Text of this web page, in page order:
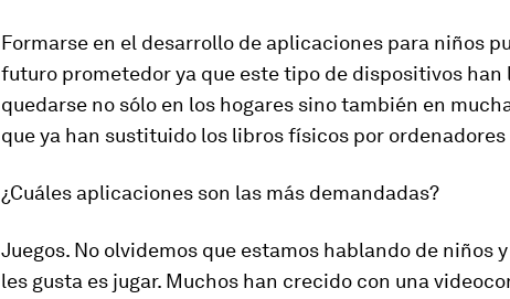
Formarse en el desarrollo de aplicaciones para niños
futuro prometedor ya que este tipo de dispositivos han
quedarse no sólo en los hogares sino también en
que ya han sustituido los libros físicos por
¿Cuáles aplicaciones son las más demandadas?
Juegos. No olvidemos que estamos hablando de niños
les gusta es jugar. Muchos han crecido con una